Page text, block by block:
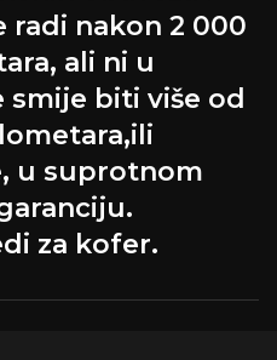
radi nakon 2 000
ali ni u
smije biti više od
u suprotnom
za kofer.